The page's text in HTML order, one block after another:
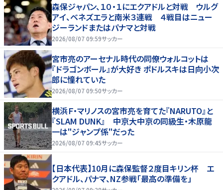
森保ジャパン、１０・１にエクアドルと対戦 ウルグ
アイ、ベネズエラと南米３連戦 ４戦目はニュー
ジーランドまたはパナマと対戦
2026/08/07 09:59サッカー
宮市亮のアーセナル時代の同僚ウォルコットは
『ドラゴンボール』が大好き ポドルスキは日向小次
郎に憧れていた
2026/08/07 09:50サッカー
横浜Ｆ・マリノスの宮市亮を育てた『NARUTO』と
『SLAM DUNK』 中京大中京の同級生・木原龍
一は"ジャンプ係"だった
2026/08/07 09:45サッカー
【日本代表】10月に森保監督２度目キリン杯 エ
クアドル、パナマ、NZ参戦「最高の準備を」